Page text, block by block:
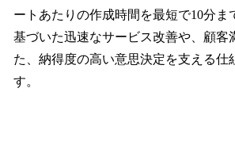
す
ートあたりの作成時間を最短で10分ま
基づいた迅速なサービス改善や、顧客
た、納得度の高い意思決定を支える仕
す。